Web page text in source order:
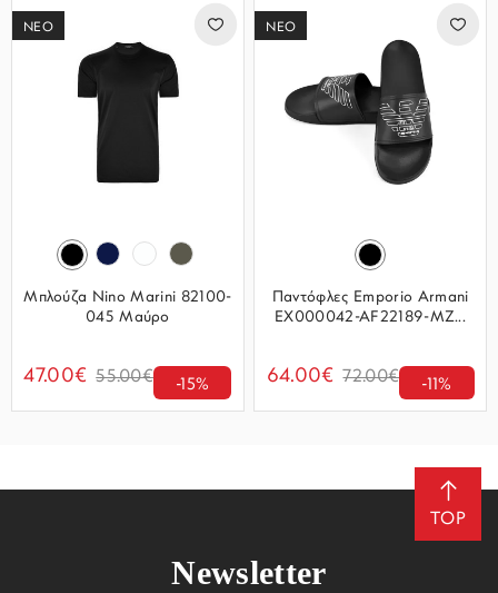
ΝΕΟ
Μπλούζα Nino Marini 82100-
045 Μαύρο
47.00€ 55.00€ -15%
ΝΕΟ
Παντόφλες Emporio Armani
EX000042-AF22189-MZ...
64.00€ 72.00€ -11%
TOP
Newsletter